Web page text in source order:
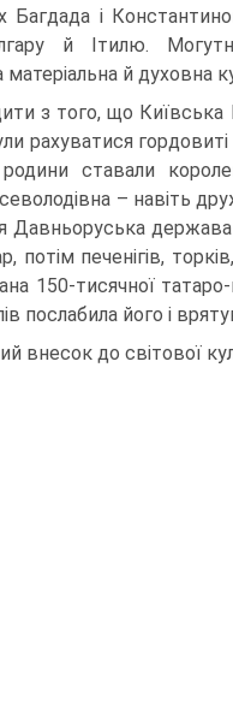
Багдада і
й Ітилю.
й духовна
з того, що
рахуватися гордовиті
родини ставали
– навіть
Давньоруська
потім печенігів,
150-тисячної
послабила його і
внесок до світової